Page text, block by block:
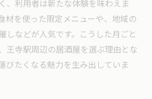
、利用者は新たな体験を味わえま
材を使った限定メニューや、地域の
しなどが人気です。こうした月ごと
王寺駅周辺の居酒屋を選ぶ理由とな
びたくなる魅力を生み出していま